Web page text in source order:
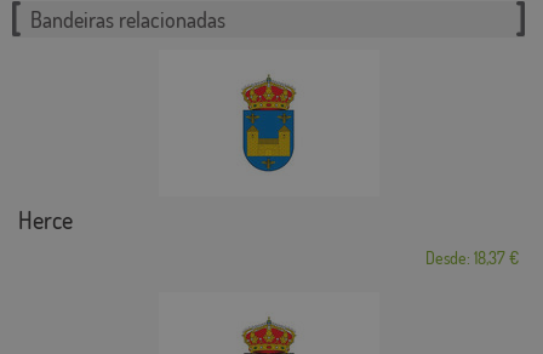
Bandeiras relacionadas
Herce
Desde: 18,37 €